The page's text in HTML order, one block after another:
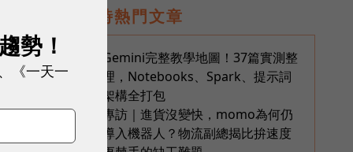
即時熱門文章
Gemini完整教學地圖！37篇實測整
理，Notebooks、Spark、提示詞
架構全打包
專訪｜進貨沒變快，momo為何仍
導入機器人？物流副總揭比拚速度
勢！
《一天一